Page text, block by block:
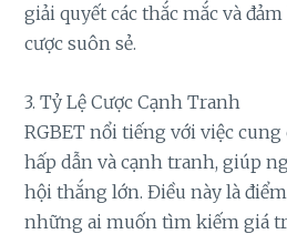
giải quyết các thắc mắc và
cược suôn sẻ.
3. Tỷ Lệ Cược Cạnh Tranh
RGBET nổi tiếng với việc
hấp dẫn và cạnh tranh, giúp
hội thắng lớn. Điều này là
những ai muốn tìm kiếm giá